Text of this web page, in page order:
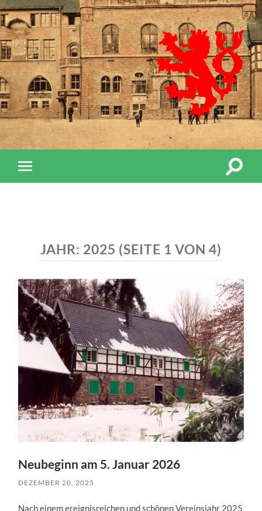
Berg
Mobile-
Menü
JAHR: 2025 (SEITE 1 VON 4)
Neubeginn am 5. Januar 2026
DEZEMBER 20, 2025
Nach einem ereignisreichen und schönen Vereinsjahr 2025